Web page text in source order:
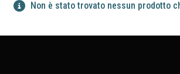
Non è stato trovato nessun prodotto